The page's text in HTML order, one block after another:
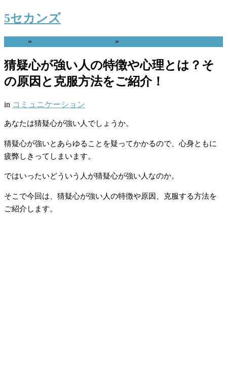
5セカンズ
» »
猜疑心が強い人の特徴や心理とは？そ
の原因と克服方法をご紹介！
in コミュニケーション
あなたは猜疑心が強い人でしょうか。
猜疑心が強いとあらゆることを疑ってかかるので、心身ともに
疲弊しきってしまいます。
ではいったいどういう人が猜疑心が強い人なのか。
そこで今回は、猜疑心が強い人の特徴や原因、克服する方法を
ご紹介します。